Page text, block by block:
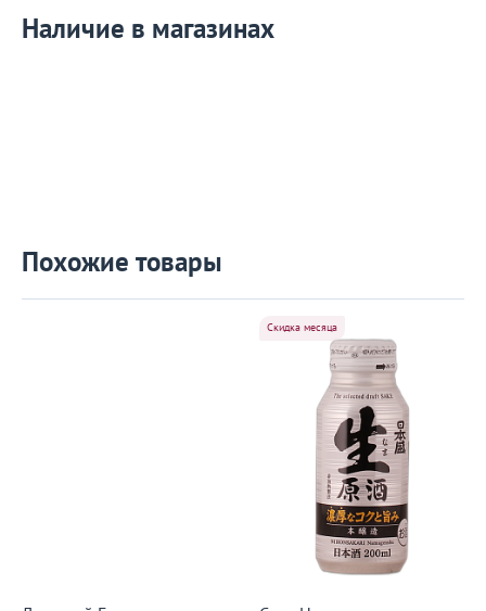
Наличие в магазинах
Похожие товары
Скидка месяца